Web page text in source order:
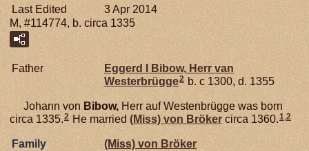
Last Edited
3 Apr 2014
M, #114774, b. circa 1335
Father Eggerd I Bibow, Herr van
Westerbrügge2 b. c 1300, d. 1355
Johann von Bibow, Herr auf Westenbrügge was born
circa 1335.2 He married (Miss) von Bröker circa 1360.1,2
Family (Miss) von Bröker